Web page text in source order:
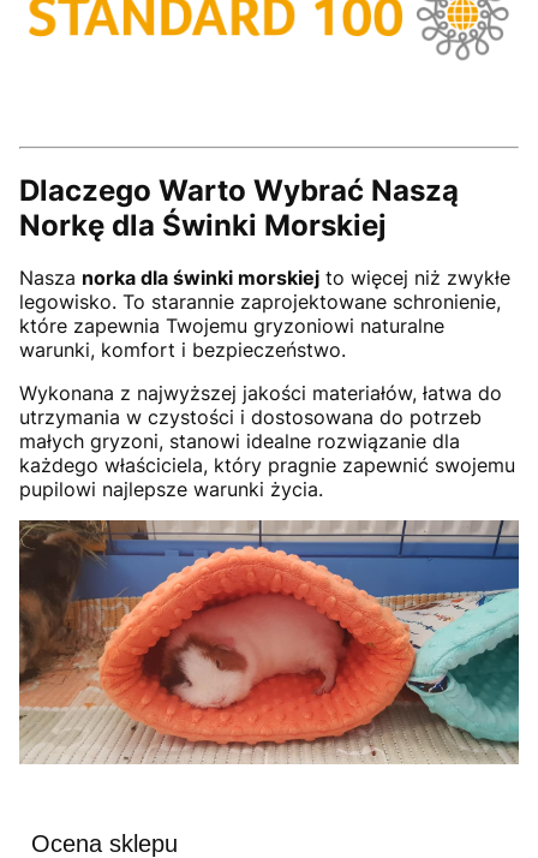
Dlaczego Warto Wybrać Naszą
Norkę dla Świnki Morskiej
Nasza norka dla świnki morskiej to więcej niż zwykłe
legowisko. To starannie zaprojektowane schronienie,
które zapewnia Twojemu gryzoniowi naturalne
warunki, komfort i bezpieczeństwo.
Wykonana z najwyższej jakości materiałów, łatwa do
utrzymania w czystości i dostosowana do potrzeb
małych gryzoni, stanowi idealne rozwiązanie dla
każdego właściciela, który pragnie zapewnić swojemu
pupilowi najlepsze warunki życia.
Ocena sklepu